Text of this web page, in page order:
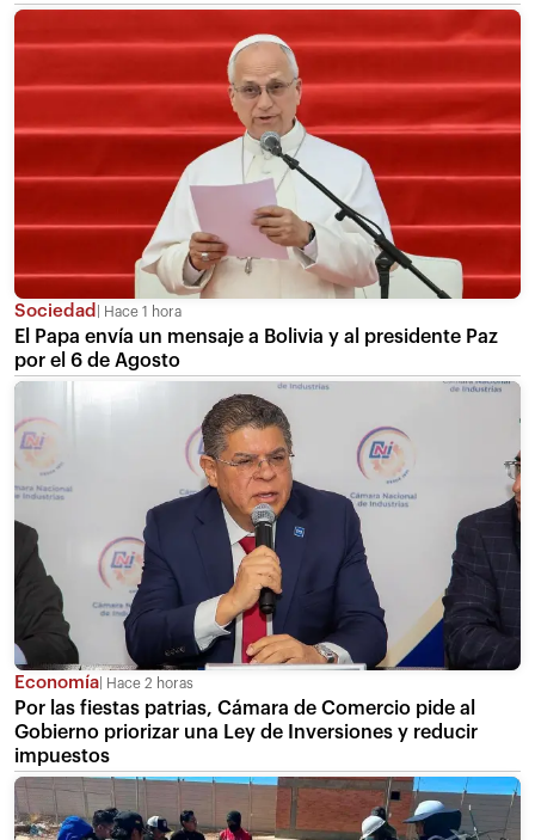
Sociedad Hace 1 hora
El Papa envía un mensaje a Bolivia y al presidente Paz
por el 6 de Agosto
Economía Hace 2 horas
Por las fiestas patrias, Cámara de Comercio pide al
Gobierno priorizar una Ley de Inversiones y reducir
impuestos